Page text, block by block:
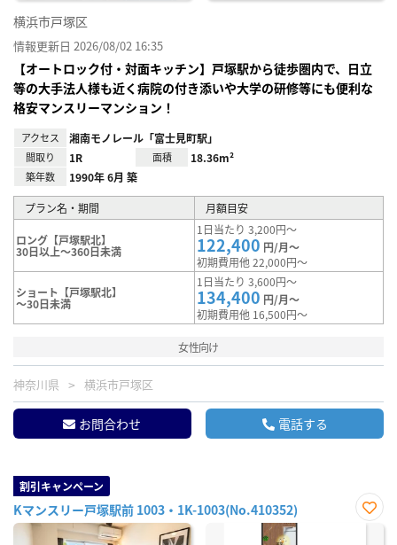
横浜市戸塚区
情報更新日 2026/08/02 16:35
【オートロック付・対面キッチン】戸塚駅から徒歩圏内で、日立
等の大手法人様も近く病院の付き添いや大学の研修等にも便利な
格安マンスリーマンション！
アクセス 湘南モノレール「富士見町駅」
間取り 1R 面積 18.36m²
築年数 1990年 6月 築
プラン名・期間 月額目安
ロング【戸塚駅北】
30日以上～360日未満
1日当たり 3,200円～
122,400 円/月～
初期費用他 22,000円～
ショート【戸塚駅北】
～30日未満
1日当たり 3,600円～
134,400 円/月～
初期費用他 16,500円～
女性向け
神奈川県 横浜市戸塚区
お問合わせ 電話する
割引キャンペーン
Kマンスリー戸塚駅前 1003・1K-1003(No.410352)
お気